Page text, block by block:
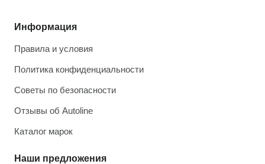
Информация
Правила и условия
Политика конфиденциальности
Советы по безопасности
Отзывы об Autoline
Каталог марок
Наши предложения